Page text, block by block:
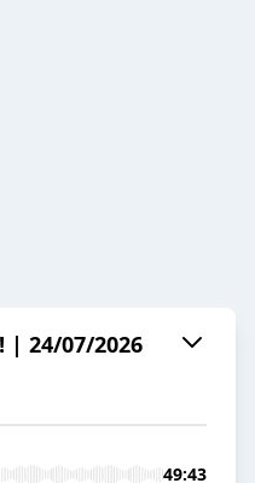
24/07/2026
49:43